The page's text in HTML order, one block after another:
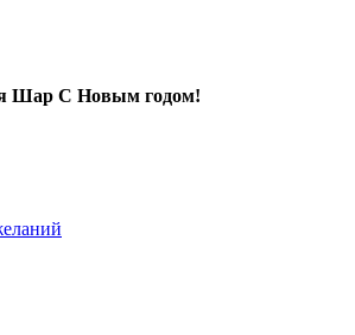
Шар С Новым годом!